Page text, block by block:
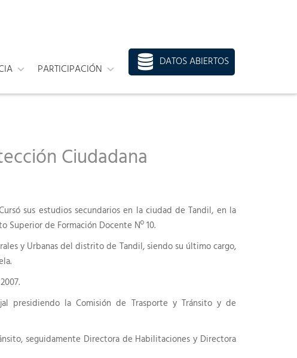
PARTICIPACIÓN DATOS ABIERTOS
Ciudadana
sus estudios secundarios en la ciudad de Tandil, en la
Superior de Formación Docente Nº 10.
y Urbanas del distrito de Tandil, siendo su último cargo,
presidiendo la Comisión de Trasporte y Tránsito y de
seguidamente Directora de Habilitaciones y Directora